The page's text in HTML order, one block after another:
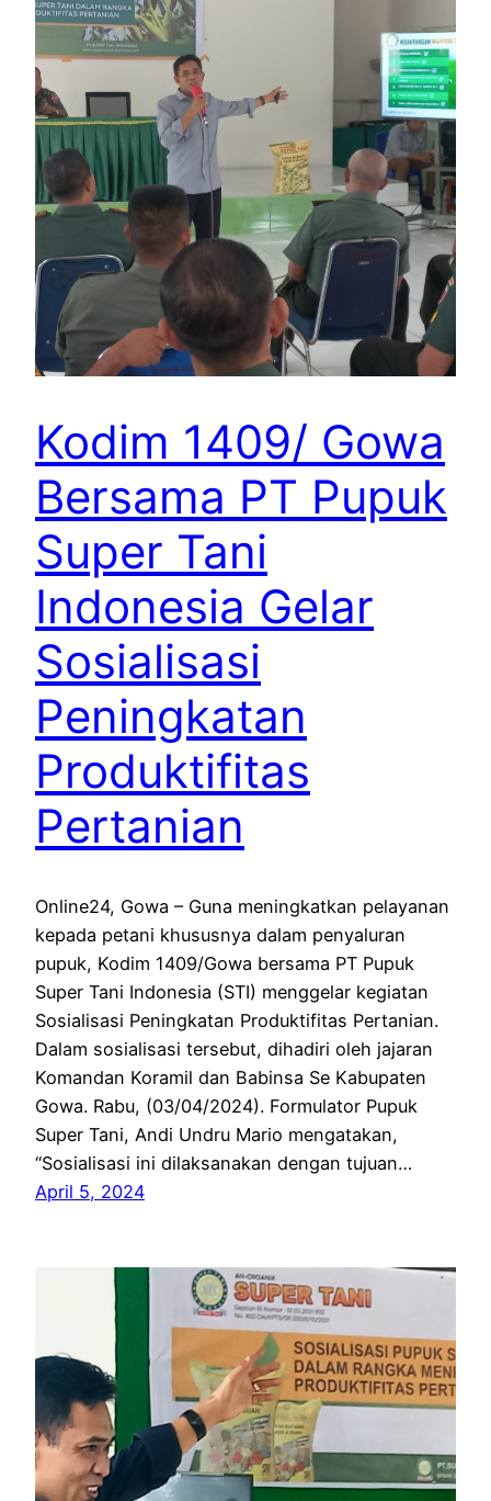
Kodim 1409/ Gowa
Bersama PT Pupuk
Super Tani
Indonesia Gelar
Sosialisasi
Peningkatan
Produktifitas
Pertanian
Online24, Gowa – Guna meningkatkan pelayanan
kepada petani khususnya dalam penyaluran
pupuk, Kodim 1409/Gowa bersama PT Pupuk
Super Tani Indonesia (STI) menggelar kegiatan
Sosialisasi Peningkatan Produktifitas Pertanian.
Dalam sosialisasi tersebut, dihadiri oleh jajaran
Komandan Koramil dan Babinsa Se Kabupaten
Gowa. Rabu, (03/04/2024). Formulator Pupuk
Super Tani, Andi Undru Mario mengatakan,
“Sosialisasi ini dilaksanakan dengan tujuan…
April 5, 2024